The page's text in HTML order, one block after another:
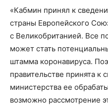
«Кабмин принял к
страны Европейского
с Великобританией. Все
может стать
штамма коронавируса.
правительстве принята к
министерства ее
возможно рассмотрение